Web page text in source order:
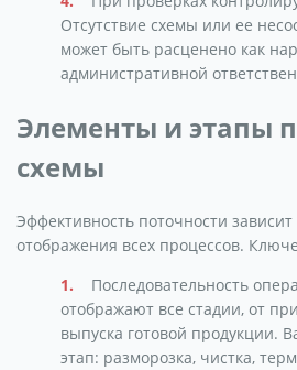
Отсутствие схемы или ее
может быть расценено как
административной
Элементы и этапы
схемы
Эффективность поточности зависит
отображения всех процессов.
Последовательность
отображают все стадии, от
выпуска готовой продукции.
этап: разморозка, чистка,